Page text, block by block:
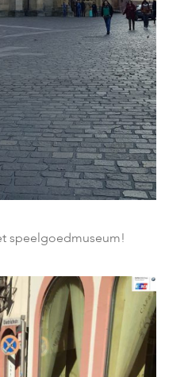
speelgoedmuseum!